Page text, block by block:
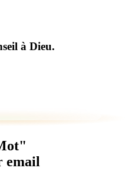
à Dieu.
email